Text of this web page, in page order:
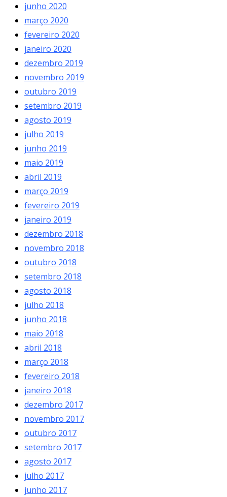
junho 2020
março 2020
fevereiro 2020
janeiro 2020
dezembro 2019
novembro 2019
outubro 2019
setembro 2019
agosto 2019
julho 2019
junho 2019
maio 2019
abril 2019
março 2019
fevereiro 2019
janeiro 2019
dezembro 2018
novembro 2018
outubro 2018
setembro 2018
agosto 2018
julho 2018
junho 2018
maio 2018
abril 2018
março 2018
fevereiro 2018
janeiro 2018
dezembro 2017
novembro 2017
outubro 2017
setembro 2017
agosto 2017
julho 2017
junho 2017